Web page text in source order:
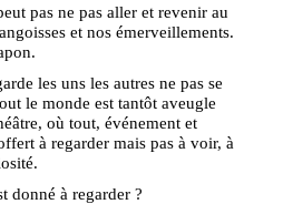
pas ne pas aller et revenir au
et nos émerveillements.
les uns les autres ne pas se
le monde est tantôt aveugle
où tout, événement et
à regarder mais pas à voir, à
donné à regarder ?